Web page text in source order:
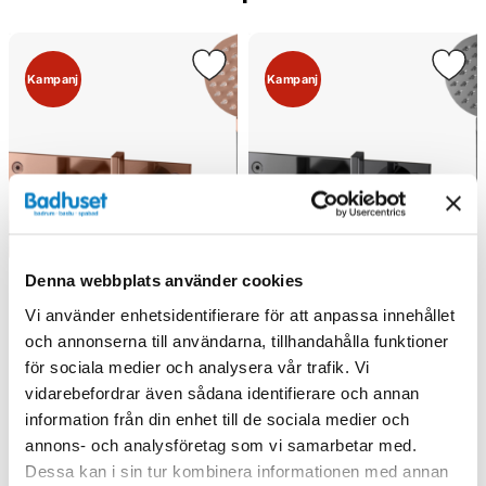
Denna webbplats använder cookies
Vi använder enhetsidentifierare för att anpassa innehållet
och annonserna till användarna, tillhandahålla funktioner
för sociala medier och analysera vår trafik. Vi
vidarebefordrar även sådana identifierare och annan
information från din enhet till de sociala medier och
annons- och analysföretag som vi samarbetar med.
Dessa kan i sin tur kombinera informationen med annan
Kampanj
Tapwell ARM036
Badkarsblandare (Koppar)
Kampanj
Tapwell ARM036
Badkarsblandare (Black